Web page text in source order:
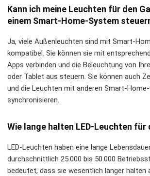
Kann ich meine Leuchten für den
einem Smart-Home-System
Ja, viele Außenleuchten sind mit Smart-
kompatibel. Sie können sie mit
Apps verbinden und die Beleuchtung von
oder Tablet aus steuern. Sie können auch
und die Leuchten mit anderen Smart-
synchronisieren.
Wie lange halten LED-Leuchten für
LED-Leuchten haben eine lange
durchschnittlich 25.000 bis 50.000
bedeutet, dass sie wesentlich länger halten